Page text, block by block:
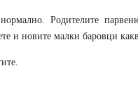
Родителите
и новите малки баровци